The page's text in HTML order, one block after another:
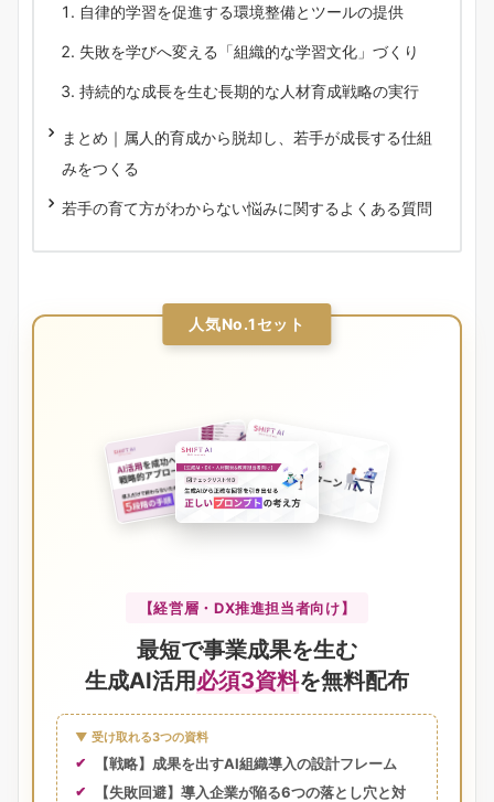
自律的学習を促進する環境整備とツールの提供
失敗を学びへ変える「組織的な学習文化」づくり
持続的な成長を生む長期的な人材育成戦略の実行
まとめ｜属人的育成から脱却し、若手が成長する仕組
みをつくる
若手の育て方がわからない悩みに関するよくある質問
人気No.1セット
【経営層・DX推進担当者向け】
最短で事業成果を生む
生成AI活用必須3資料を無料配布
▼ 受け取れる3つの資料
【戦略】成果を出すAI組織導入の設計フレーム
【失敗回避】導入企業が陥る6つの落とし穴と対